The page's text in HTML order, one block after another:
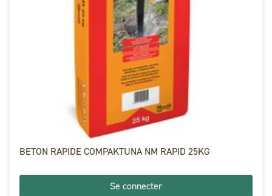
BETON RAPIDE COMPAKTUNA NM RAPID 25KG
Se connecter